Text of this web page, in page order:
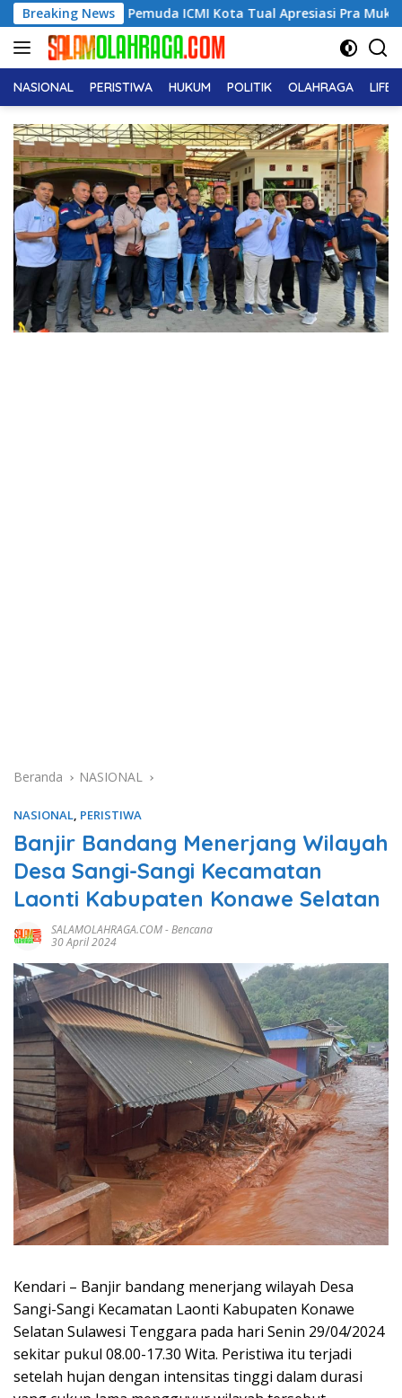
Langsung
ke
konten
Breaking News
ICMI Kota Tual Apresiasi Pra Muktamar ICMI VIII 2026,
NASIONAL PERISTIWA HUKUM POLITIK OLAHRAGA
Beranda NASIONAL
NASIONAL, PERISTIWA
Banjir Bandang Menerjang Wilayah
Desa Sangi-Sangi Kecamatan
Laonti Kabupaten Konawe Selatan
SALAMOLAHRAGA.COM-Bencana
30 April 2024
Kendari – Banjir bandang menerjang wilayah Desa
Sangi-Sangi Kecamatan Laonti Kabupaten Konawe
Selatan Sulawesi Tenggara pada hari Senin 29/04/2024
sekitar pukul 08.00-17.30 Wita. Peristiwa itu terjadi
setelah hujan dengan intensitas tinggi dalam durasi